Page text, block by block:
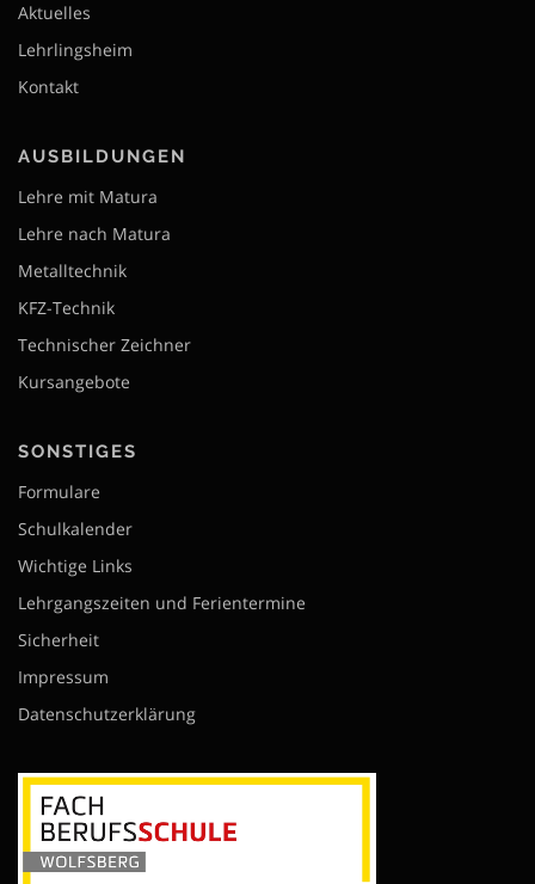
Aktuelles
Lehrlingsheim
Kontakt
AUSBILDUNGEN
Lehre mit Matura
Lehre nach Matura
Metalltechnik
KFZ-Technik
Technischer Zeichner
Kursangebote
SONSTIGES
Formulare
Schulkalender
Wichtige Links
Lehrgangszeiten und Ferientermine
Sicherheit
Impressum
Datenschutzerklärung